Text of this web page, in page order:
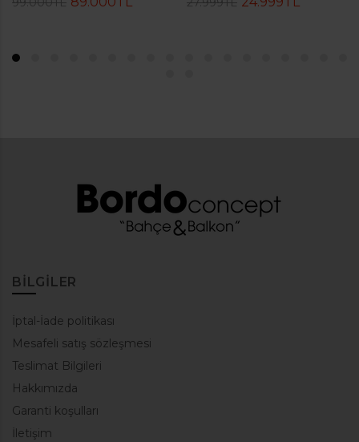
BILGILER
İptal-İade politikası
Mesafeli satış sözleşmesi
Teslimat Bilgileri
Hakkımızda
Garanti koşulları
İletişim